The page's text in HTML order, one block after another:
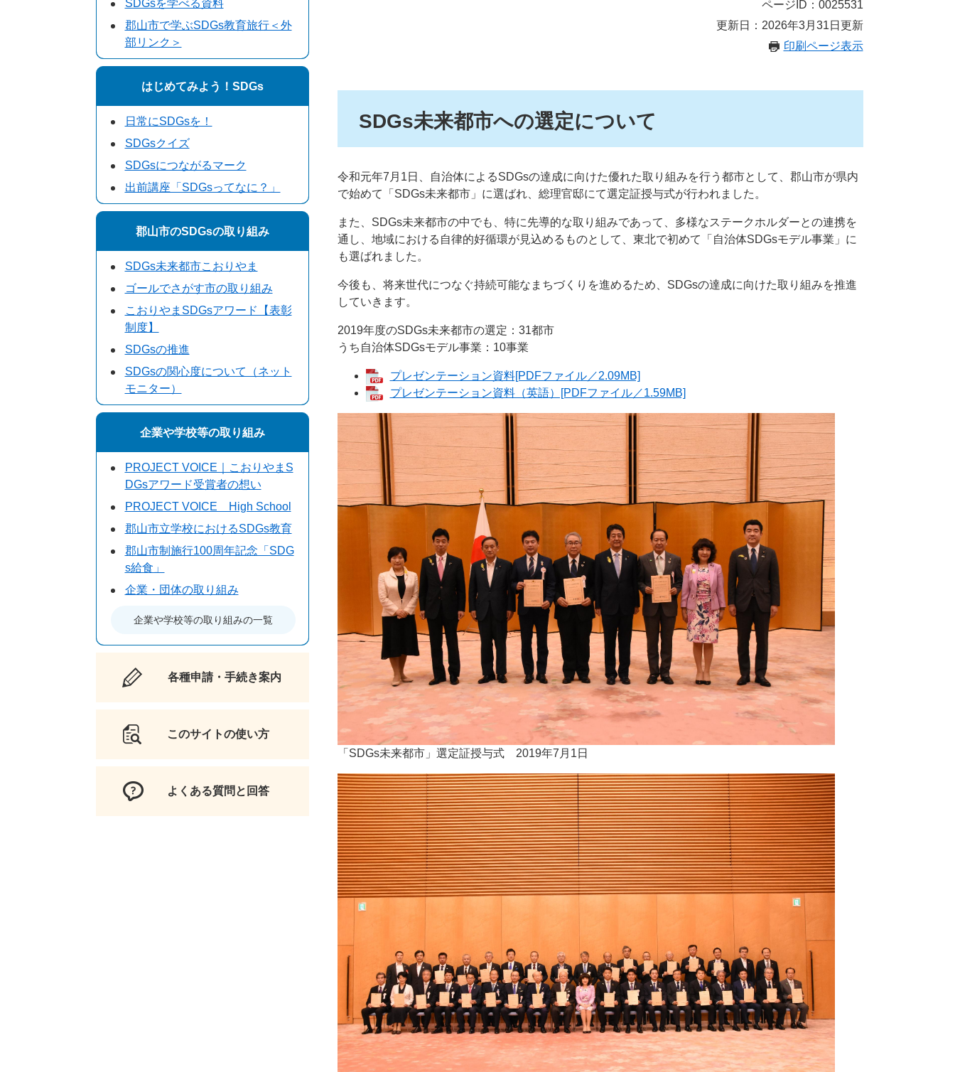
ページID：0025531
更新日：2026年3月31日更新
印刷ページ表示
SDGs未来都市への選定について
令和元年7月1日、自治体によるSDGsの達成に向けた優れた取り組みを行う都市として、郡山市が県内
で始めて「SDGs未来都市」に選ばれ、総理官邸にて選定証授与式が行われました。
また、SDGs未来都市の中でも、特に先導的な取り組みであって、多様なステークホルダーとの連携を
通し、地域における自律的好循環が見込めるものとして、東北で初めて「自治体SDGsモデル事業」に
も選ばれました。
今後も、将来世代につなぐ持続可能なまちづくりを進めるため、SDGsの達成に向けた取り組みを推進
していきます。
2019年度のSDGs未来都市の選定：31都市
うち自治体SDGsモデル事業：10事業
プレゼンテーション資料[PDFファイル／2.09MB]
プレゼンテーション資料（英語）[PDFファイル／1.59MB]
「SDGs未来都市」選定証授与式 2019年7月1日
SDGsを学べる資料
郡山市で学ぶSDGs教育旅行＜外
部リンク＞
はじめてみよう！SDGs
日常にSDGsを！
SDGsクイズ
SDGsにつながるマーク
出前講座「SDGsってなに？」
郡山市のSDGsの取り組み
SDGs未来都市こおりやま
ゴールでさがす市の取り組み
こおりやまSDGsアワード【表彰
制度】
SDGsの推進
SDGsの関心度について（ネット
モニター）
企業や学校等の取り組み
PROJECT VOICE｜こおりやまS
DGsアワード受賞者の想い
PROJECT VOICE High School
郡山市立学校におけるSDGs教育
郡山市制施行100周年記念「SDG
s給食」
企業・団体の取り組み
企業や学校等の取り組みの一覧
各種申請・手続き案内
このサイトの使い方
よくある質問と回答